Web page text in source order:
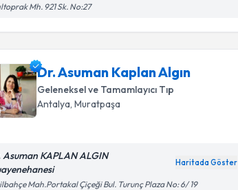
Mh. 921 Sk. No:27
Dr. Asuman Kaplan Algın
Geleneksel ve Tamamlayıcı Tıp
Antalya , Muratpaşa
Asuman KAPLAN ALGIN
Haritada Göster
Mah.Portakal Çiçeği Bul. Turunç Plaza No: 6/ 19